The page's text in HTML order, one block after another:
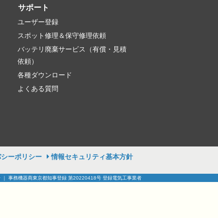
サポート
ユーザー登録
スポット修理＆保守修理依頼
バッテリ廃棄サービス（有償・見積
依頼）
各種ダウンロード
よくある質問
ーポリシー 情報セキュリティ基本方針
事務機器商東京都知事登録 第20220418号 登録電気工事業者